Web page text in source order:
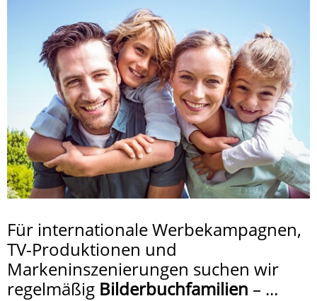
Für internationale Werbekampagnen,
TV-Produktionen und
Markeninszenierungen suchen wir
regelmäßig Bilderbuchfamilien – ...